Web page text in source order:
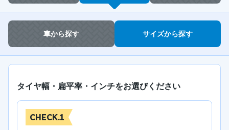
車から探す サイズから探す
タイヤ幅・扁平率・インチをお選びください
CHECK.1